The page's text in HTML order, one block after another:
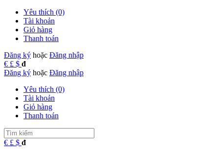
Yêu thích (0)
Tài khoản
Giỏ hàng
Thanh toán
Đăng ký hoặc Đăng nhập
€ £ $ đ
Đăng ký hoặc Đăng nhập
Yêu thích (0)
Tài khoản
Giỏ hàng
Thanh toán
€ £ $ đ